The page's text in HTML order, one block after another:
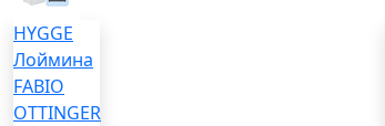
HYGGE
Лоймина
FABIO
OTTINGER